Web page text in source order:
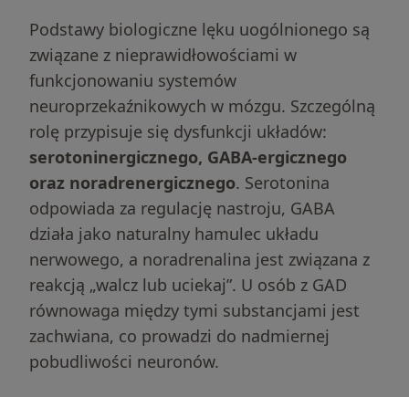
Podstawy biologiczne lęku uogólnionego są
związane z nieprawidłowościami w
funkcjonowaniu systemów
neuroprzekaźnikowych w mózgu. Szczególną
rolę przypisuje się dysfunkcji układów:
serotoninergicznego, GABA-ergicznego
oraz noradrenergicznego. Serotonina
odpowiada za regulację nastroju, GABA
działa jako naturalny hamulec układu
nerwowego, a noradrenalina jest związana z
reakcją „walcz lub uciekaj”. U osób z GAD
równowaga między tymi substancjami jest
zachwiana, co prowadzi do nadmiernej
pobudliwości neuronów.